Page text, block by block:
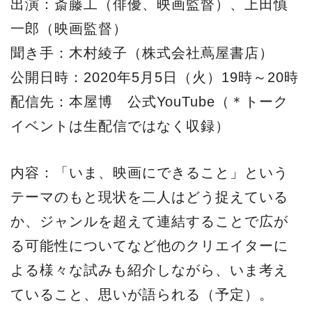
出演：斎藤工（俳優、映画監督）、上田慎
一郎（映画監督）
聞き手：木村綾子（株式会社蔦屋書店）
公開日時：2020年5月5日（火）19時～20時
配信先：本屋博 公式YouTube（＊トーク
イベントは生配信ではなく収録）
内容：「いま、映画にできること」という
テーマのもと現状を二人はどう捉えている
か、ジャンルを超えて連結することで広が
る可能性についてなど他のクリエイターに
よる様々な試みも紹介しながら、いま考え
ていること、思いが語られる（予定）。